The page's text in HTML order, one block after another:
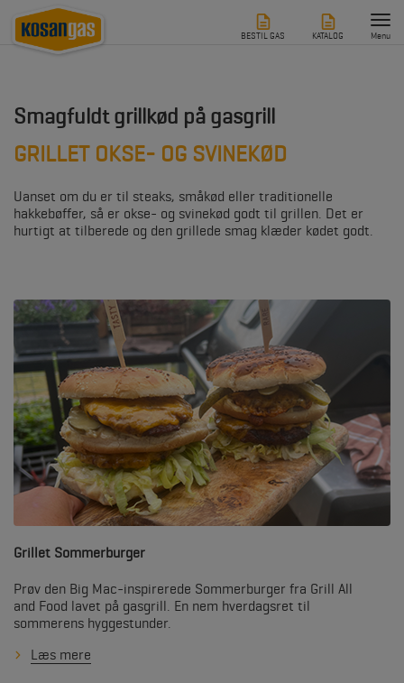
Menu
KATALOG
BESTIL GAS
Smagfuldt grillkød på gasgrill
GRILLET OKSE- OG SVINEKØD
Uanset om du er til steaks, småkød eller traditionelle
hakkebøffer, så er okse- og svinekød godt til grillen. Det er
hurtigt at tilberede og den grillede smag klæder kødet godt.
Grillet Sommerburger
Prøv den Big Mac-inspirerede Sommerburger fra Grill All
and Food lavet på gasgrill. En nem hverdagsret til
sommerens hyggestunder.
Læs mere